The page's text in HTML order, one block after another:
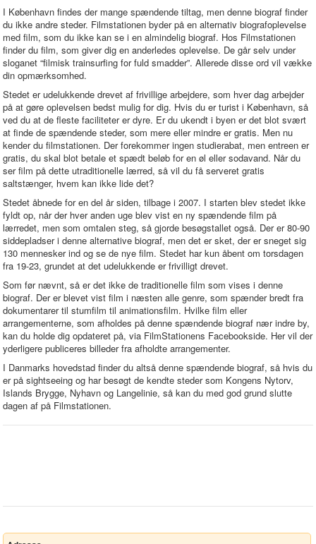
I København findes der mange spændende tiltag, men denne biograf finder
du ikke andre steder. Filmstationen byder på en alternativ biografoplevelse
med film, som du ikke kan se i en almindelig biograf. Hos Filmstationen
finder du film, som giver dig en anderledes oplevelse. De går selv under
sloganet “filmisk trainsurfing for fuld smadder”. Allerede disse ord vil vække
din opmærksomhed.
Stedet er udelukkende drevet af frivillige arbejdere, som hver dag arbejder
på at gøre oplevelsen bedst mulig for dig. Hvis du er turist i København, så
ved du at de fleste faciliteter er dyre. Er du ukendt i byen er det blot svært
at finde de spændende steder, som mere eller mindre er gratis. Men nu
kender du filmstationen. Der forekommer ingen studierabat, men entreen er
gratis, du skal blot betale et spædt beløb for en øl eller sodavand. Når du
ser film på dette utraditionelle lærred, så vil du få serveret gratis
saltstænger, hvem kan ikke lide det?
Stedet åbnede for en del år siden, tilbage i 2007. I starten blev stedet ikke
fyldt op, når der hver anden uge blev vist en ny spændende film på
lærredet, men som omtalen steg, så gjorde besøgstallet også. Der er 80-90
siddepladser i denne alternative biograf, men det er sket, der er sneget sig
130 mennesker ind og se de nye film. Stedet har kun åbent om torsdagen
fra 19-23, grundet at det udelukkende er frivilligt drevet.
Som før nævnt, så er det ikke de traditionelle film som vises i denne
biograf. Der er blevet vist film i næsten alle genre, som spænder bredt fra
dokumentarer til stumfilm til animationsfilm. Hvilke film eller
arrangementerne, som afholdes på denne spændende biograf nær indre by,
kan du holde dig opdateret på, via FilmStationens Facebookside. Her vil der
yderligere publiceres billeder fra afholdte arrangementer.
I Danmarks hovedstad finder du altså denne spændende biograf, så hvis du
er på sightseeing og har besøgt de kendte steder som Kongens Nytorv,
Islands Brygge, Nyhavn og Langelinie, så kan du med god grund slutte
dagen af på Filmstationen.